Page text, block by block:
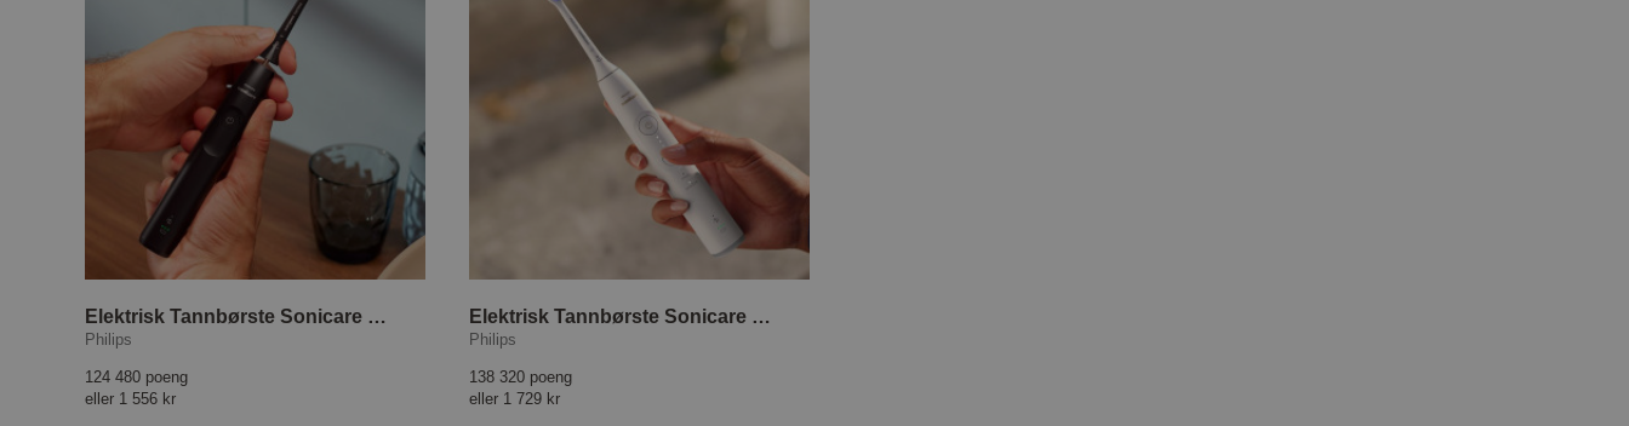
Elektrisk Tannbørste Sonicare 5300 HX7101/02
Philips
124 480 poeng
eller 1 556 kr
Elektrisk Tannbørste Sonicare 6100 HX7400/01
Philips
138 320 poeng
eller 1 729 kr